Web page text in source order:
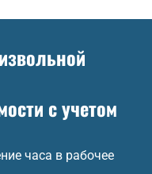
с учетом
часа в рабочее